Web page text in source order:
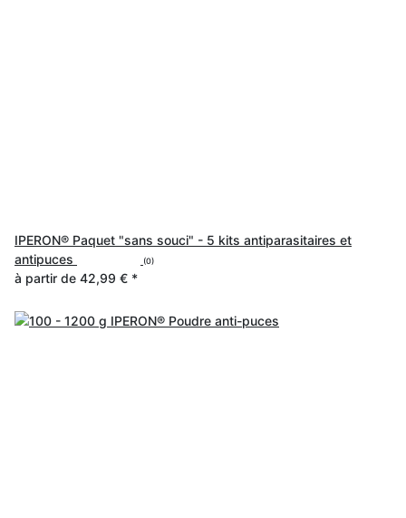
IPERON® Paquet "sans souci" - 5 kits antiparasitaires et
antipuces
(0)
à partir de 42,99 € *